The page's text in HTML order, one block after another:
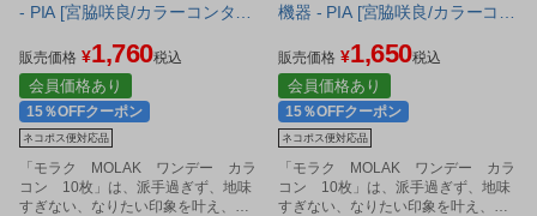
- PIA [宮脇咲良/カラーコンタク
販売価格 ¥1,760税込
会員価格あり
15％OFFクーポン
ネコポス便対応品
「モラク MOLAK ワンデー カラ
コン 10枚」は、派手過ぎず、地味
すぎない、なりたい印象を叶え、新
機器 - PIA [宮脇咲良/カラーコン
販売価格 ¥1,650税込
会員価格あり
15％OFFクーポン
ネコポス便対応品
「モラク MOLAK ワンデー カラ
コン 10枚」は、派手過ぎず、地味
すぎない、なりたい印象を叶え、新